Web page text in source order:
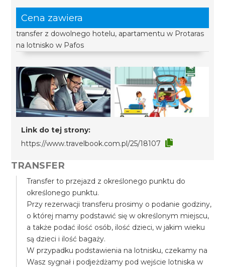
Cena zawiera
transfer z dowolnego hotelu, apartamentu w Protaras
na lotnisko w Pafos
Link do tej strony:
https://www.travelbook.com.pl/25/18107
TRANSFER
Transfer to przejazd z określonego punktu do
określonego punktu.
Przy rezerwacji transferu prosimy o podanie godziny,
o której mamy podstawić się w określonym miejscu,
a także podać ilość osób, ilość dzieci, w jakim wieku
są dzieci i ilość bagaży.
W przypadku podstawienia na lotnisku, czekamy na
Wasz sygnał i podjeżdżamy pod wejście lotniska w